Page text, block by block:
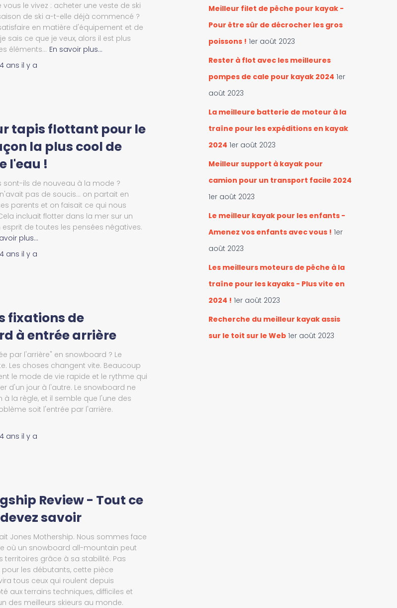
le vivez : acheter une veste de ski
de ski a-t-elle déjà commencé ?
en matière d'équipement et de
sais ce que je veux, alors il est plus
éléments... En savoir plus…
4 ans il y a
tapis flottant pour le
la plus cool de
l'eau !
sont-ils de nouveau à la mode ?
pas de soucis... on partait en
parents et on faisait ce qui nous
incluait flotter dans la mer sur un
de toutes les pensées négatives.
plus…
4 ans il y a
fixations de
à entrée arrière
par l'arrière" en snowboard ? Le
Les choses changent vite. Beaucoup
le mode de vie rapide et le rythme qui
d'un jour à l'autre. Le snowboard ne
à la règle, et il semble que l'une des
soit l'entrée par l'arrière.
4 ans il y a
Review - Tout ce
savoir
Jones Mothership. Nous sommes face
où un snowboard all-mountain peut
territoires grâce à sa stabilité. Pas
les débutants, cette pièce
tous ceux qui roulent depuis
aux terrains techniques, difficiles et
des meilleurs skieurs au monde.
Meilleur filet de pêche pour kayak -
Pour être sûr de décrocher les gros
poissons ! 1er août 2023
Rester à flot avec les meilleures
pompes de cale pour kayak 2024 1er
août 2023
La meilleure batterie de moteur à la
traîne pour les expéditions en kayak
2024 1er août 2023
Meilleur support à kayak pour
camion pour un transport facile 2024
1er août 2023
Le meilleur kayak pour les enfants -
Amenez vos enfants avec vous ! 1er
août 2023
Les meilleurs moteurs de pêche à la
traîne pour les kayaks - Plus vite en
2024 ! 1er août 2023
Recherche du meilleur kayak assis
sur le toit sur le Web 1er août 2023